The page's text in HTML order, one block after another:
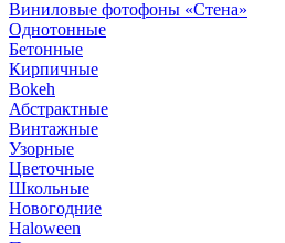
Виниловые фотофоны «Стена»
Однотонные
Бетонные
Кирпичные
Bokeh
Абстрактные
Винтажные
Узорные
Цветочные
Школьные
Новогодние
Haloween